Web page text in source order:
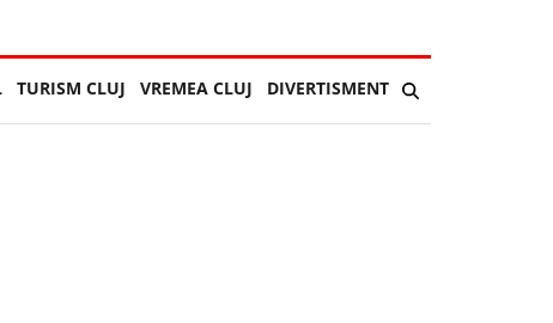
TURISM CLUJ VREMEA CLUJ DIVERTISMENT